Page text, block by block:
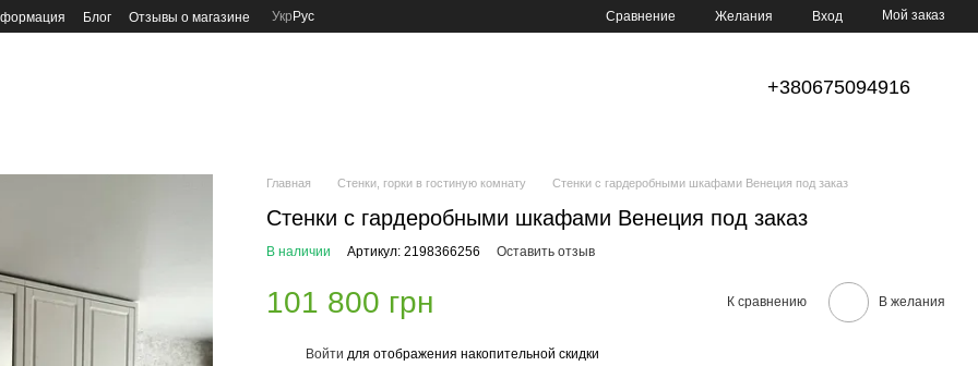
Блог Отзывы о магазине Укр Рус Сравнение Желания Вход Мой заказ
+380675094916
Главная Стенки, горки в гостиную комнату Стенки с гардеробными шкафами Венеция под заказ
Стенки с гардеробными шкафами Венеция под заказ
В наличии Артикул: 2198366256 Оставить отзыв
101 800 грн К сравнению В желания
Войти для отображения накопительной скидки